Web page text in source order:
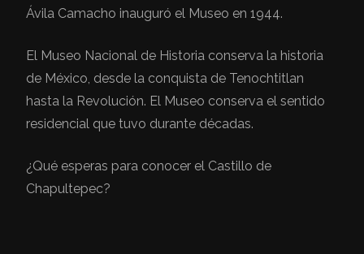
Ávila Camacho inauguró el Museo en 1944.
El Museo Nacional de Historia conserva la historia
de México, desde la conquista de Tenochtitlan
hasta la Revolución. El Museo conserva el sentido
residencial que tuvo durante décadas.
¿Qué esperas para conocer el Castillo de
Chapultepec?